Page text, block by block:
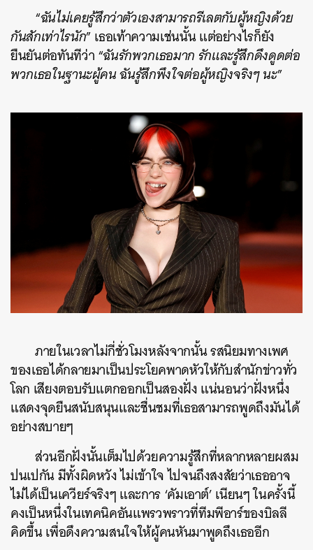
“ฉันไม่เคยรู้สึกว่าตัวเองสามารถรีเลตกับผู้หญิงด้วย
กันสักเท่าไรนัก” เธอเท้าความเช่นนั้น แต่อย่างไรก็ยัง
ยืนยันต่อทันทีว่า “ฉันรักพวกเธอมาก รักและรู้สึกดึงดูดต่อ
พวกเธอในฐานะผู้คน ฉันรู้สึกพึงใจต่อผู้หญิงจริงๆ นะ”
ภายในเวลาไม่กี่ชั่วโมงหลังจากนั้น รสนิยมทางเพศ
ของเธอได้กลายมาเป็นประโยคพาดหัวให้กับสำนักข่าวทั่ว
โลก เสียงตอบรับแตกออกเป็นสองฝั่ง แน่นอนว่าฝั่งหนึ่ง
แสดงจุดยืนสนับสนุนและชื่นชมที่เธอสามารถพูดถึงมันได้
อย่างสบายๆ
ส่วนอีกฝั่งนั้นเต็มไปด้วยความรู้สึกที่หลากหลายผสม
ปนเปกัน มีทั้งผิดหวัง ไม่เข้าใจ ไปจนถึงสงสัยว่าเธออาจ
ไม่ได้เป็นเควียร์จริงๆ และการ ‘คัมเอาต์’ เนียนๆ ในครั้งนี้
คงเป็นหนึ่งในเทคนิคอันแพรวพราวที่ทีมพีอาร์ของบิลลี
คิดขึ้น เพื่อดึงความสนใจให้ผู้คนหันมาพูดถึงเธออีก